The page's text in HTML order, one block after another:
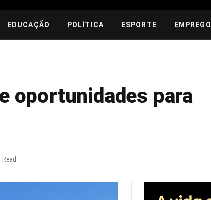
EDUCAÇÃO POLÍTICA ESPORTE EMPREGO
oportunidades para
Read